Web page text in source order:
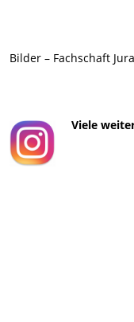
Bilder – Fachschaft
Viele